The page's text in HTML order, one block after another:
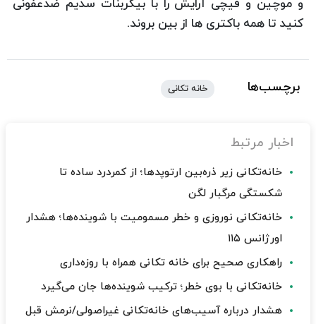
و موچین و قیچی آرایش را با بیكربنات سدیم ضدعفونی
كنید تا همه باكتری ها از بین بروند.
برچسب‌ها خانه تکانی
اخبار مرتبط
خانه‌تکانی زیر ذره‌بین ارتوپدها؛ از کمردرد ساده تا
شکستگی مرگبار لگن
خانه‌تکانی نوروزی و خطر مسمومیت با شوینده‌ها؛ هشدار
اورژانس ۱۱۵
راهکاری صحیح برای خانه تکانی همراه با روزه‌داری
خانه‌تکانی با بوی خطر؛ ترکیب شوینده‌ها جان می‌گیرد
هشدار درباره آسیب‌های خانه‌تکانی غیراصولی/نرمش قبل